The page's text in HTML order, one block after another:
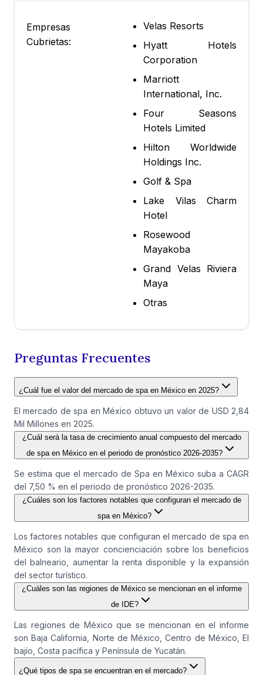
Empresas
Cubrietas:
Velas Resorts
Hyatt Hotels
Corporation
Marriott
International, Inc.
Four Seasons
Hotels Limited
Hilton Worldwide
Holdings Inc.
Golf & Spa
Lake Vilas Charm
Hotel
Rosewood
Mayakoba
Grand Velas Riviera
Maya
Otras
Preguntas Frecuentes
¿Cuál fue el valor del mercado de spa en México en 2025?
El mercado de spa en México obtuvo un valor de USD 2,84
Mil Millones en 2025.
¿Cuál será la tasa de crecimiento anual compuesto del mercado
de spa en México en el periodo de pronóstico 2026-2035?
Se estima que el mercado de Spa en México suba a CAGR
del 7,50 % en el periodo de pronóstico 2026-2035.
¿Cuáles son los factores notables que configuran el mercado de
spa en México?
Los factores notables que configuran el mercado de spa en
México son la mayor concienciación sobre los beneficios
del balneario, aumentar la renta disponible y la expansión
del sector turístico.
¿Cuáles son las regiones de México se mencionan en el informe
de IDE?
Las regiones de México que se mencionan en el informe
son Baja California, Norte de México, Centro de México, El
bajío, Costa pacífica y Península de Yucatán.
¿Qué tipos de spa se encuentran en el mercado?